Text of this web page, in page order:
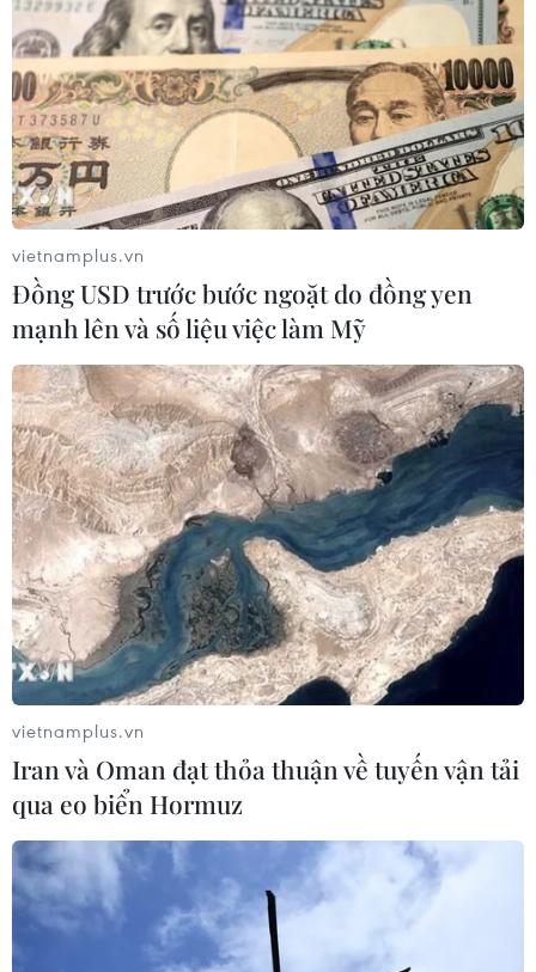
Chốt danh sách đội tuyển
Việt Nam đối đầu UAE, Thái Lan
11/11/2019 01:08
Huấn luyện viên Park Hang Seo loại 5 cầu thủ, còn 25
người, trước trận đấu UAE và Thái Lan ở vòng loại
World Cup 2022 khu vực châu Á.
Thủ môn Thái Lan không ngại đá tại Mỹ
vietnamplus.vn
Đồng USD trước bước ngoặt do đồng yen
mạnh lên và số liệu việc làm Mỹ
vietnamplus.vn
Iran và Oman đạt thỏa thuận về tuyến vận tải
qua eo biển Hormuz